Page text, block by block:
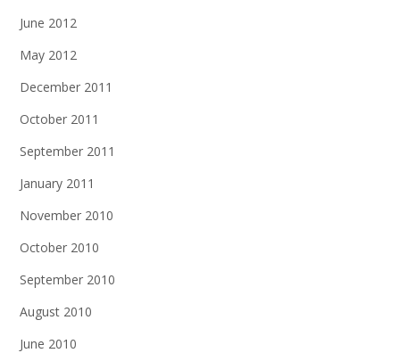
June 2012
May 2012
December 2011
October 2011
September 2011
January 2011
November 2010
October 2010
September 2010
August 2010
June 2010